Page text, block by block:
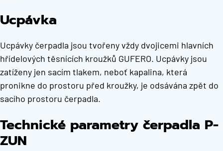
Ucpávka
Ucpávky čerpadla jsou tvořeny vždy dvojicemi hlavních
hřídelových těsnících kroužků GUFERO. Ucpávky jsou
zatíženy jen sacím tlakem, neboť kapalina, která
pronikne do prostoru před kroužky, je odsávána zpět do
sacího prostoru čerpadla.
Technické parametry čerpadla P-
ZUN